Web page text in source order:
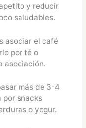
y reducir
saludables.
asociar el café
por té o
asociación.
más de 3-4
por snacks
o yogur.